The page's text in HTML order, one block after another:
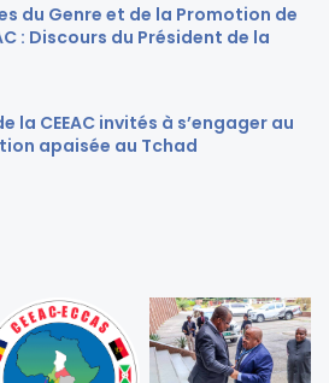
du Genre et de la Promotion de
: Discours du Président de la
la CEEAC invités à s’engager au
apaisée au Tchad